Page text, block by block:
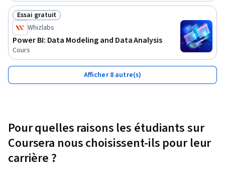
Statut : Essai gratuit
Essai gratuit
Whizlabs
Power BI: Data Modeling and Data Analysis
Cours
Afficher 8 autre(s)
Pour quelles raisons les étudiants sur
Coursera nous choisissent-ils pour leur
carrière ?